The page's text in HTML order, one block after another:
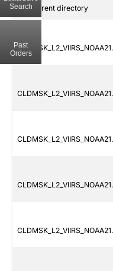
.. Parent directory
Search
Past
Orders